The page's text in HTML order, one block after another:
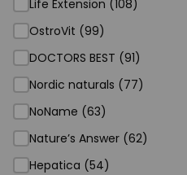
Life Extension (108)
OstroVit (99)
DOCTORS BEST (91)
Nordic naturals (77)
NoName (63)
Nature’s Answer (62)
Hepatica (54)